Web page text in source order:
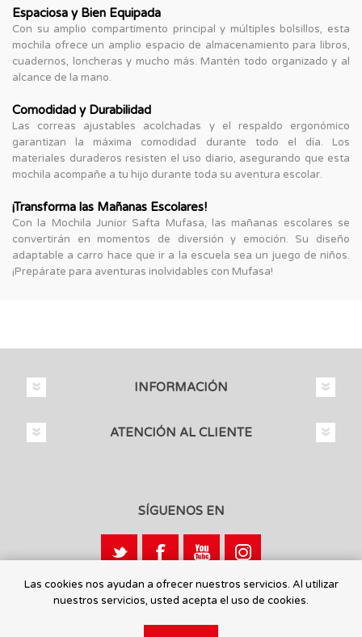
Espaciosa y Bien Equipada
Con su amplio compartimento principal y múltiples bolsillos, esta
mochila ofrece un amplio espacio de almacenamiento para libros,
cuadernos, loncheras y mucho más. Mantén todo organizado y al
alcance de la mano.
Comodidad y Durabilidad
Las correas ajustables acolchadas y el respaldo ergonómico
garantizan la máxima comodidad durante todo el día. Los
materiales duraderos resisten el uso diario, asegurando que esta
mochila acompañe a tu hijo durante toda su aventura escolar.
¡Transforma las Mañanas Escolares!
Con la Mochila Junior Safta Mufasa, las mañanas escolares se
convertirán en momentos de diversión y emoción. Su diseño
adaptable a carro hace que ir a la escuela sea un juego de niños.
¡Prepárate para aventuras inolvidables con Mufasa!
INFORMACIÓN
ATENCIÓN AL CLIENTE
SÍGUENOS EN
Calle León, 1 - 03440 Ibi, Alicante
Las cookies nos ayudan a ofrecer nuestros servicios. Al utilizar
nuestros servicios, usted acepta el uso de cookies.